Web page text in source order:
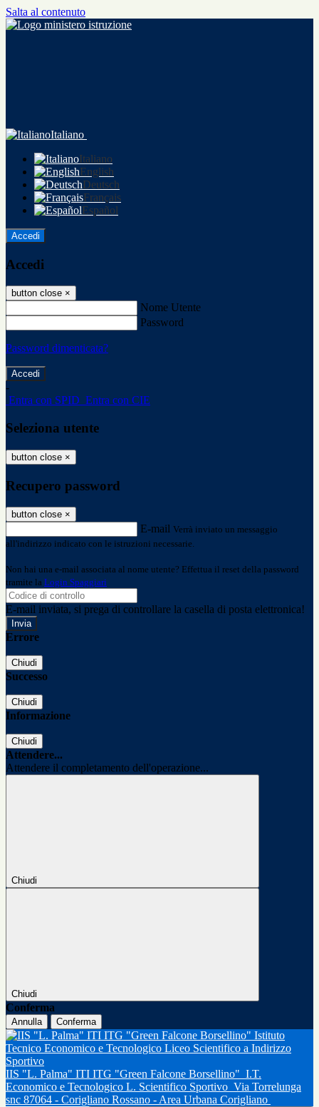
Salta al contenuto
Italiano
Italiano
English
Deutsch
Français
Español
Accedi
Accedi
button close ×
Nome Utente
Password
Password dimenticata?
-
Entra con SPID Entra con CIE
Seleziona utente
button close ×
Recupero password
button close ×
E-mail Verrà inviato un messaggio
all'indirizzo indicato con le istruzioni necessarie.
Non hai una e-mail associata al nome utente? Effettua il reset della password
tramite la Login Spaggiari
E-mail inviata, si prega di controllare la casella di posta elettronica!
Errore
Chiudi
Successo
Chiudi
Informazione
Chiudi
Attendere...
Attendere il completamento dell'operazione...
Chiudi
Chiudi
Conferma
Annulla Conferma
IIS "L. Palma" ITI ITG "Green Falcone Borsellino" I.T.
Economico e Tecnologico L. Scientifico Sportivo Via Torrelunga
snc 87064 - Corigliano Rossano - Area Urbana Corigliano